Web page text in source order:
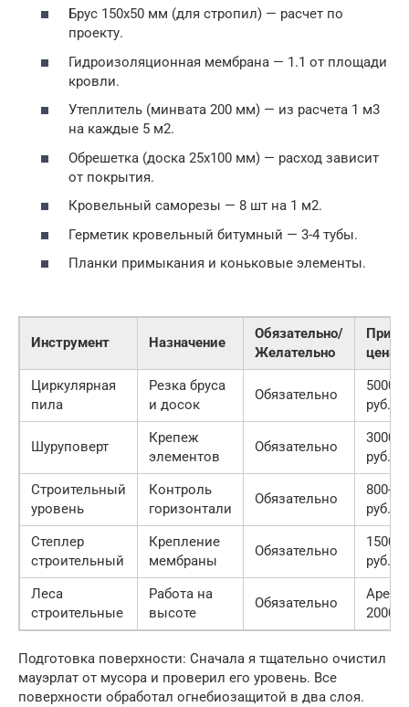
Брус 150х50 мм (для стропил) — расчет по
проекту.
Гидроизоляционная мембрана — 1.1 от площади
кровли.
Утеплитель (минвата 200 мм) — из расчета 1 м3
на каждые 5 м2.
Обрешетка (доска 25х100 мм) — расход зависит
от покрытия.
Кровельный саморезы — 8 шт на 1 м2.
Герметик кровельный битумный — 3-4 тубы.
Планки примыкания и коньковые элементы.
Инструмент Назначение
Обязательно/
Желательно
цена
Циркулярная
пила
Резка бруса
и досок
Обязательно
5000-
руб.
Шуруповерт
Крепеж
элементов
Обязательно
3000-
руб.
Строительный
уровень
Контроль
горизонтали
Обязательно
800-
руб.
Степлер
строительный
Крепление
мембраны
Обязательно
1500-
руб.
Леса
строительные
Работа на
высоте
Обязательно
2000/
Подготовка поверхности: Сначала я тщательно очистил
мауэрлат от мусора и проверил его уровень. Все
поверхности обработал огнебиозащитой в два слоя.